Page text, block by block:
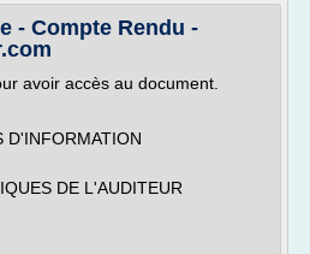
- Compte Rendu -
avoir accès au document.
D'INFORMATION
DE L'AUDITEUR